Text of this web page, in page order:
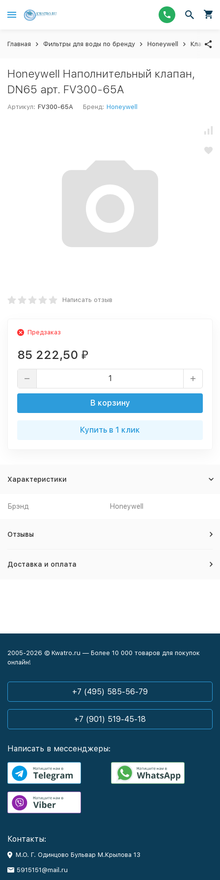
Главная Фильтры для воды по бренду Honeywell Клапаны
Honeywell Наполнительный клапан,
DN65 арт. FV300-65A
Артикул: FV300-65A Бренд: Honeywell
Написать отзыв
Предзаказ
85 222,50 ₽
В корзину
Купить в 1 клик
Характеристики
Брэнд Honeywell
Отзывы
Доставка и оплата
2005-2026 © Kwatro.ru — Более 10 000 товаров для покупок
онлайн!
+7 (495) 585-56-79
+7 (901) 519-45-18
Написать в мессенджеры:
Контакты:
М.О. Г. Одинцово Бульвар М.Крылова 13
5915151@mail.ru